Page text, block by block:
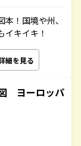
！国境や州、
キイキ！
細を見る
ヨーロッパ